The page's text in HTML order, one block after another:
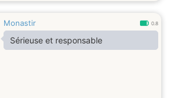
Monastir 0.8
Sérieuse et responsable